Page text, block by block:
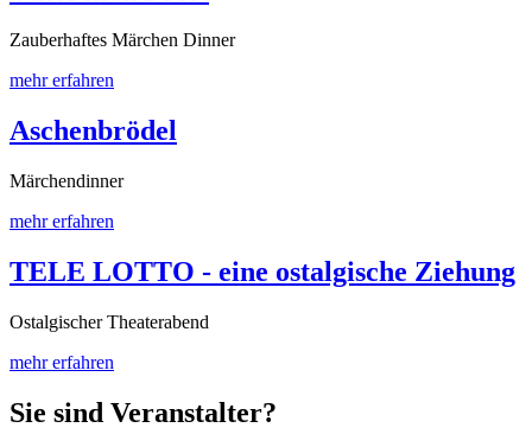
Zauberhaftes Märchen Dinner
mehr erfahren
Aschenbrödel
Märchendinner
mehr erfahren
TELE LOTTO - eine ostalgische Ziehung
Ostalgischer Theaterabend
mehr erfahren
Sie sind Veranstalter?